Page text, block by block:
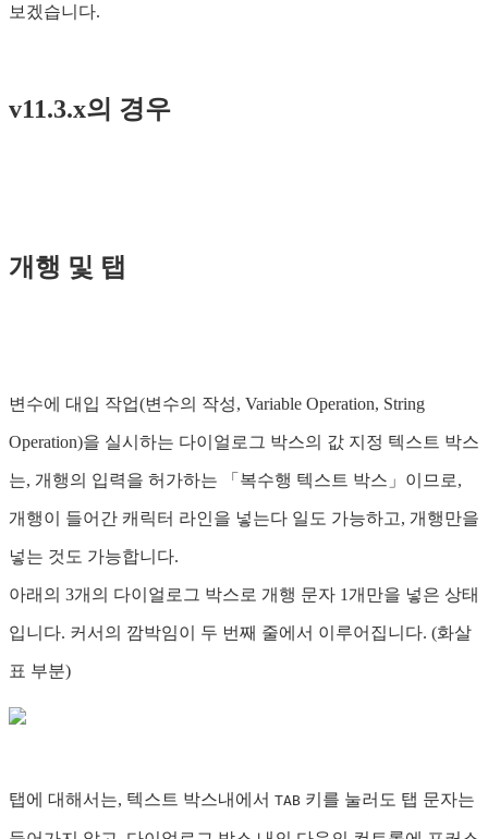
보겠습니다.
v11.3.x의 경우
개행 및 탭
변수에 대입 작업(변수의 작성, Variable Operation, String
Operation)을 실시하는 다이얼로그 박스의 값 지정 텍스트 박스
는, 개행의 입력을 허가하는 「복수행 텍스트 박스」이므로,
개행이 들어간 캐릭터 라인을 넣는다 일도 가능하고, 개행만을
넣는 것도 가능합니다.
아래의 3개의 다이얼로그 박스로 개행 문자 1개만을 넣은 상태
입니다. 커서의 깜박임이 두 번째 줄에서 이루어집니다. (화살
표 부분)
탭에 대해서는, 텍스트 박스내에서 TAB 키를 눌러도 탭 문자는